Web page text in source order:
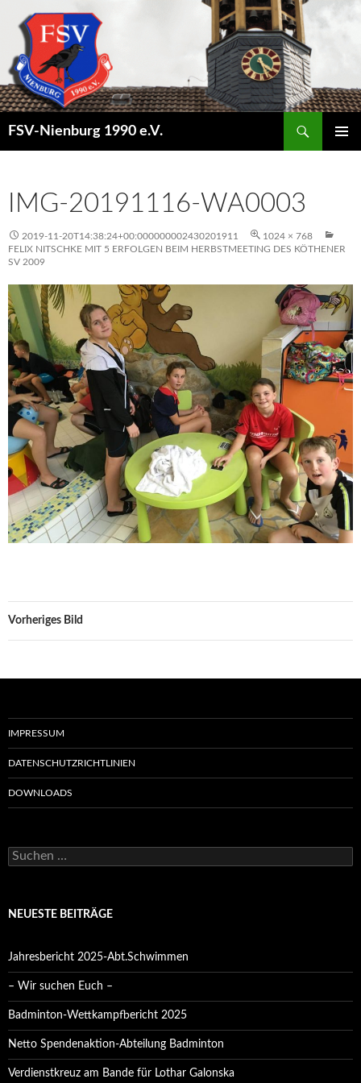
FSV-Nienburg 1990 e.V.
IMG-20191116-WA0003
2019-11-20T14:38:24+00:000000002430201911
1024 × 768
FELIX NITSCHKE MIT 5 ERFOLGEN BEIM HERBSTMEETING DES KÖTHENER
SV 2009
Vorheriges Bild
IMPRESSUM
DATENSCHUTZRICHTLINIEN
DOWNLOADS
Suchen
nach:
NEUESTE BEITRÄGE
Jahresbericht 2025-Abt.Schwimmen
– Wir suchen Euch –
Badminton-Wettkampfbericht 2025
Netto Spendenaktion-Abteilung Badminton
Verdienstkreuz am Bande für Lothar Galonska